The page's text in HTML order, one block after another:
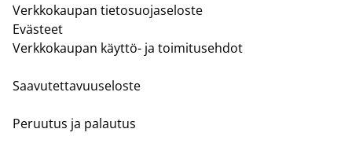
Verkkokaupan tietosuojaseloste
Evästeet
Verkkokaupan käyttö- ja toimitusehdot
Saavutettavuuseloste
Peruutus ja palautus